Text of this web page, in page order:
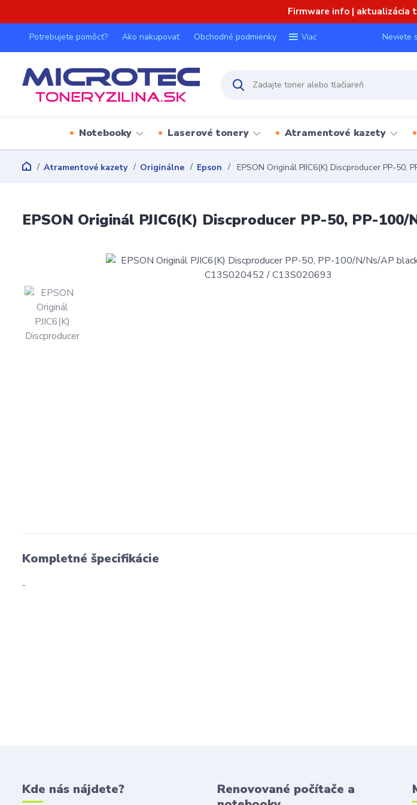
Firmware info | aktualizácia
Potrebujete pomôcť? Ako nakupovať Obchodné podmienky Viac Neviete
Notebooky Laserové tonery Atramentové kazety
Atramentové kazety Originálne Epson EPSON Originál PJIC6(K) Discproducer PP-
EPSON Originál PJIC6(K) Discproducer PP-50, PP-
Kompletné špecifikácie
-
Kde nás nájdete?
Renovované počítače a